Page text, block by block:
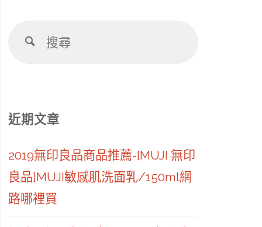
搜
近期文章
2019無印良品商品推薦-[MUJI 無印
良品]MUJI敏感肌洗面乳/150ml網
路哪裡買